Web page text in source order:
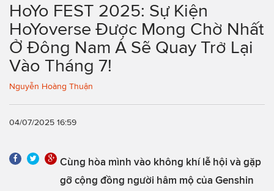
HoYo FEST 2025: Sự Kiện
HoYoverse Được Mong Chờ Nhất
Ở Đông Nam Á Sẽ Quay Trở Lại
Vào Tháng 7!
Nguyễn Hoàng Thuận
04/07/2025 16:59
Cùng hòa mình vào không khí lễ hội và gặp
gỡ cộng đồng người hâm mộ của Genshin